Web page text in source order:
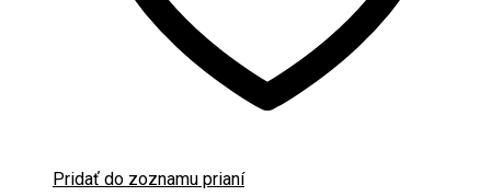
Pridať do zoznamu prianí